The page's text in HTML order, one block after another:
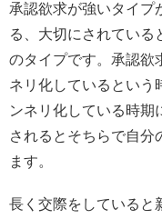
承認欲求が強いタイプ
る、大切にされている
のタイプです。承認欲
ネリ化しているという
ンネリ化している時期
されるとそちらで自分
ます。
長く交際をしていると